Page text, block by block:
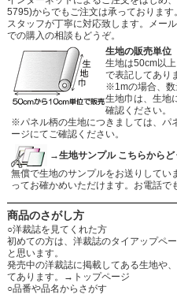
5795)からでもご注文は承っております。
スタッフが丁寧に対応致します。メール
での購入の相談もどうぞ。
生地の販売単位
生地は50cm以
で表記してあり
※1mの場合、数
生地巾は、生地
確認ください。
※パネル柄の生地につきましては、パ
ージにてご確認ください。
→生地サンプル こちらからど
無償で生地のサンプルをお送りしてい
ってお確かめいただけます。お電話で
商品のさがし方
○洋裁誌を見てくれた方
初めての方は、洋裁誌のタイアップペ
と思います。
発売中の洋裁誌に掲載してある生地や
てあります。
→トップページ
○品番や品名からさがす